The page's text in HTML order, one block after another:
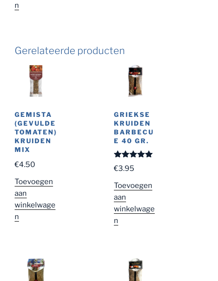
n
Gerelateerde producten
GEMISTA
(GEVULDE
TOMATEN)
KRUIDEN
MIX
€4.50
Toevoegen
aan
winkelwage
n
GRIEKSE
KRUIDEN
BARBECU
E 40 GR.
Gewaardeer
d5.00
€3.95
Toevoegen
aan
winkelwage
n